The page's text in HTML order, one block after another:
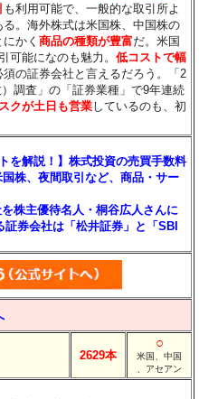
も利用可能で、一般的な取引所よ
。海外株式は米国株、中国株の
にかく商品の種類が豊富だ。米国
可能になのも魅力。低コストで幅
須の証券会社と言えるだろう。「2
調査」の「証券業種」で9年連続
クが土日も営業しているのも、初
を解説！】株式投資の売買手数料
株、夜間取引など、商品・サー
株主優待名人・桐谷広人さんに
券会社は「松井証券」と「SBI
2629本
○
米国、中国
、アセアン